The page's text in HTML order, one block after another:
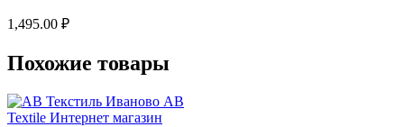
1,495.00 ₽
Похожие товары